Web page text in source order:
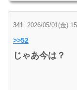
341: 2026/05/01(金)
>>52
じゃあ今は？